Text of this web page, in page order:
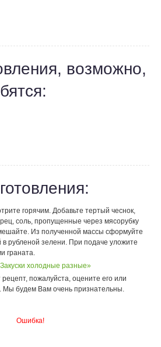
возможно,
горячим. Добавьте тертый чеснок,
соль, пропущенные через мясорубку
Из полученной массы сформуйте
рубленой зелени. При подаче уложите
граната.
холодные разные»
пожалуйста, оцените его или
Мы будем Вам очень признательны.
Ошибка!